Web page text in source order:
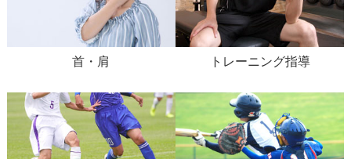
首・肩 トレーニング指導